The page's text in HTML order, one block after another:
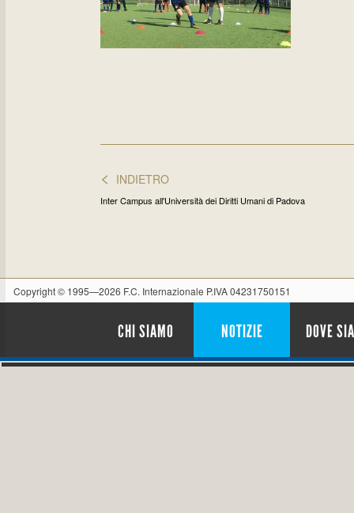
< INDIETRO
Inter Campus all'Università dei Diritti Umani di Padova
Copyright © 1995—2026 F.C. Internazionale P.IVA 04231750151
CHI SIAMO NOTIZIE DOVE